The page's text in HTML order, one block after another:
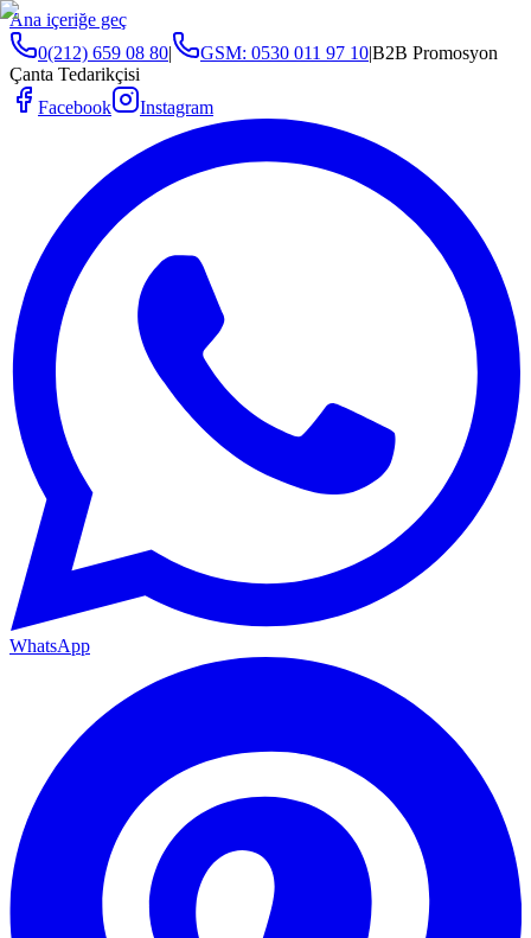
Ana içeriğe geç
0(212) 659 08 80| GSM: 0530 011 97 10|B2B Promosyon
Çanta Tedarikçisi
Facebook
Instagram
WhatsApp